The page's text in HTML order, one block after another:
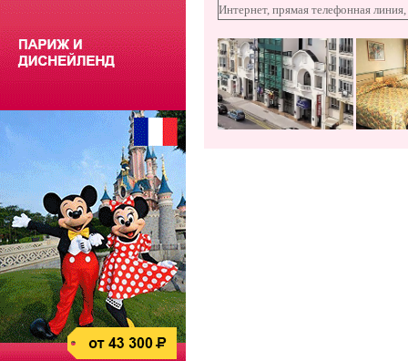
Интернет, прямая телефонная